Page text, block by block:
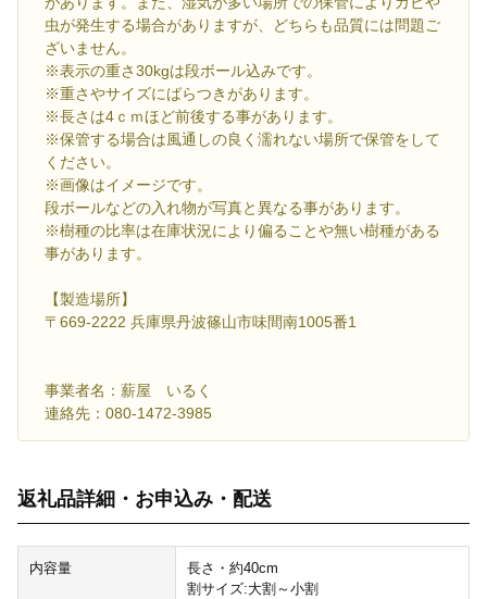
虫が発生する場合がありますが、どちらも品質には問題ご
ざいません。
※表示の重さ30kgは段ボール込みです。
※重さやサイズにばらつきがあります。
※長さは4ｃｍほど前後する事があります。
※保管する場合は風通しの良く濡れない場所で保管をして
ください。
※画像はイメージです。
段ボールなどの入れ物が写真と異なる事があります。
※樹種の比率は在庫状況により偏ることや無い樹種がある
事があります。
【製造場所】
〒669-2222 兵庫県丹波篠山市味間南1005番1
事業者名：薪屋 いるく
連絡先：080-1472-3985
返礼品詳細・お申込み・配送
内容量
長さ・約40cm
割サイズ:大割～小割